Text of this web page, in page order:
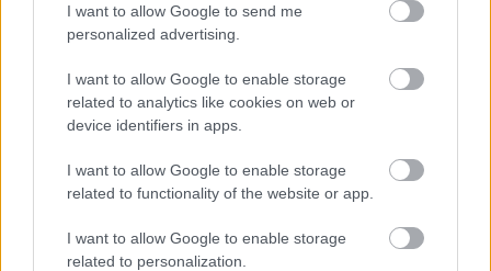
I want to allow Google to send me
personalized advertising.
I want to allow Google to enable storage
related to analytics like cookies on web or
device identifiers in apps.
I want to allow Google to enable storage
related to functionality of the website or app.
I want to allow Google to enable storage
related to personalization.
ΣΗΜΕΡΑ ΣΤΟ IATRONET.GR